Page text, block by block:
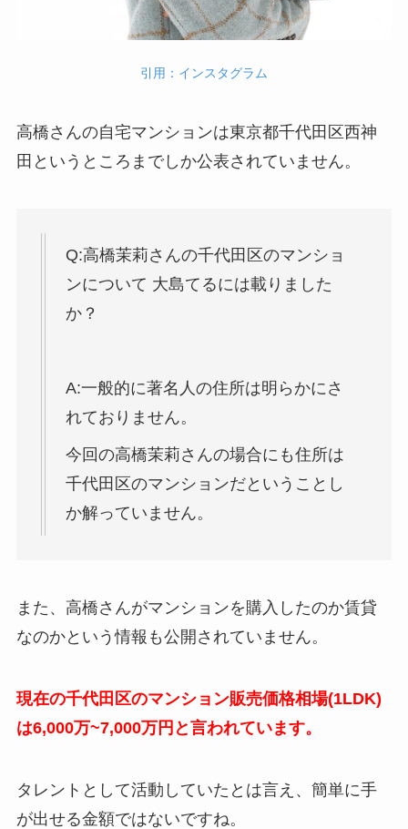
引用：インスタグラム
高橋さんの自宅マンションは東京都千代田区西神
田というところまでしか公表されていません。
Q:高橋茉莉さんの千代田区のマンショ
ンについて 大島てるには載りました
か？
A:一般的に著名人の住所は明らかにさ
れておりません。
今回の高橋茉莉さんの場合にも住所は
千代田区のマンションだということし
か解っていません。
また、高橋さんがマンションを購入したのか賃貸
なのかという情報も公開されていません。
現在の千代田区のマンション販売価格相場(1LDK)
は6,000万~7,000万円と言われています。
タレントとして活動していたとは言え、簡単に手
が出せる金額ではないですね。